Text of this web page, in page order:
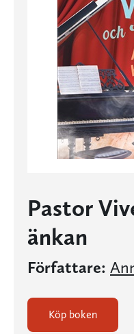
Pastor
änkan
Författare:
Köp boken